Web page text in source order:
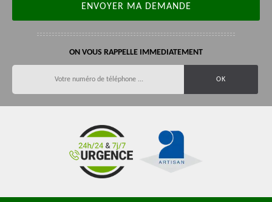
ON VOUS RAPPELLE IMMEDIATEMENT